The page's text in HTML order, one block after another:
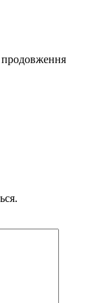
продовження